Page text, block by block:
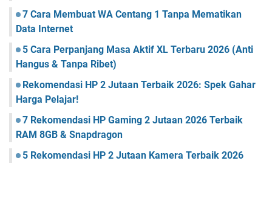
7 Cara Membuat WA Centang 1 Tanpa Mematikan
Data Internet
5 Cara Perpanjang Masa Aktif XL Terbaru 2026 (Anti
Hangus & Tanpa Ribet)
Rekomendasi HP 2 Jutaan Terbaik 2026: Spek Gahar
Harga Pelajar!
7 Rekomendasi HP Gaming 2 Jutaan 2026 Terbaik
RAM 8GB & Snapdragon
5 Rekomendasi HP 2 Jutaan Kamera Terbaik 2026